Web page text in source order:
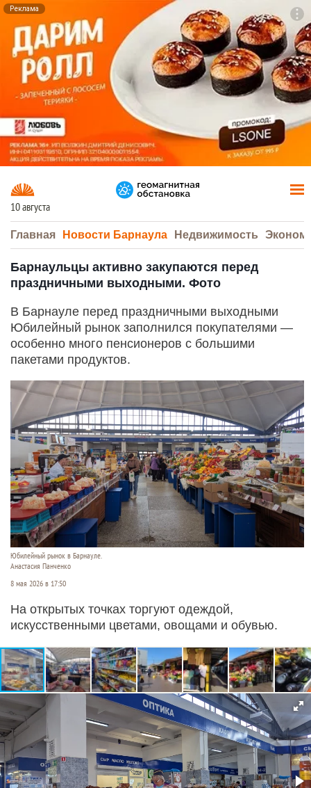
Реклама
10 августа
Главная Новости Барнаула Недвижимость
Барнаульцы активно закупаются перед
праздничными выходными. Фото
В Барнауле перед праздничными выходными
Юбилейный рынок заполнился покупателями —
особенно много пенсионеров с большими
пакетами продуктов.
Юбилейный рынок в Барнауле.
Анастасия Панченко
8 мая 2026 в 17:50
На открытых точках торгуют одеждой,
искусственными цветами, овощами и обувью.